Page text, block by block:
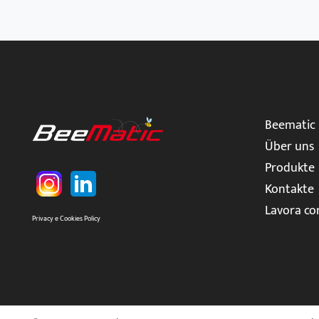
Privacy e Cookies Policy
Beematic
Über uns
Produkte
Kontakte
Lavora